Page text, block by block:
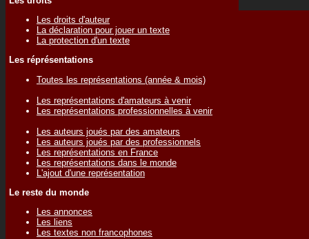
Les droits d'auteur
La déclaration pour jouer un texte
La protection d'un texte
Les réprésentations
Toutes les représentations (année & mois)
Les représentations d'amateurs à venir
Les représentations professionnelles à venir
Les auteurs joués par des amateurs
Les auteurs joués par des professionnels
Les représentations en France
Les représentations dans le monde
L'ajout d'une représentation
Le reste du monde
Les annonces
Les liens
Les textes non francophones